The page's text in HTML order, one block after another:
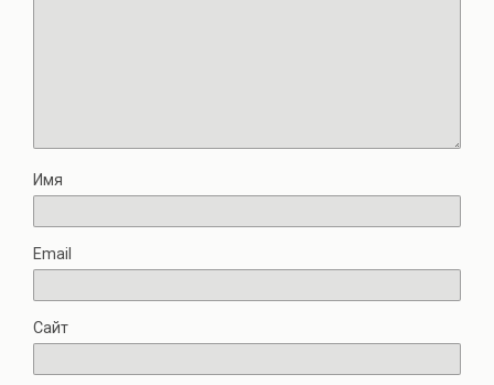
Имя
Email
Сайт